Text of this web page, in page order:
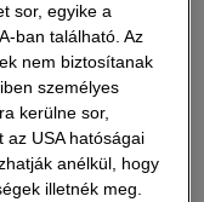
továbbá
gondatlan
képviselőink,
súlyos
mégis hibát
sor, egyike a
ban található. Az
nem biztosítanak
személyes
kerülne sor,
az USA hatóságai
anélkül, hogy
illetnék meg.